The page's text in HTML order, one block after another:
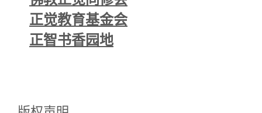
正觉教育基金会
正智书香园地